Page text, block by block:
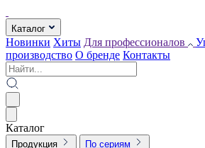
Каталог
Новинки Хиты Для профессионалов
производство О бренде Контакты
Каталог
Продукция По сериям